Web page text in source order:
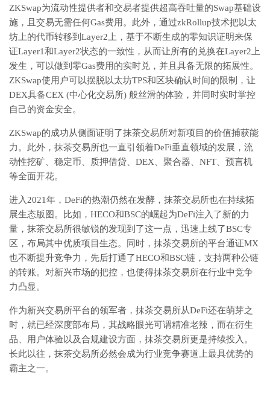
ZKSwap为流动性提供者和交易者提供超高吞吐量的Swap基础设
施，且交易无需任何Gas费用。此外，通过zkRollup技术把以太
坊上的代币转移到Layer2上，基于不断生成的零知识证明来保
证Layer1和Layer2状态的一致性，从而让所有的兑换在Layer2上
发生，可以做到零Gas费用的实时兑，并且具备无限的拓展性。
ZKSwap使用户可以摆脱以太坊TPS和区块确认时间的限制，让
DEX具备CEX (中心化交易所) 般丝滑的体验，并同时实时掌控
自己的资金安全。
ZKSwap的成功从侧面证明了抹茶交易所对新项目的价值捕获能
力。此外，抹茶交易所也一直引领着DeFi垂直领域的发展，流
动性挖矿、稳定币、质押借贷、DEX、聚合器、NFT、预言机
等全面开花。
进入2021年，DeFi的热潮仍然在发酵，抹茶交易所也在持续拓
展生态版图。比如，HECO和BSC的崛起为DeFi注入了新的力
量，抹茶交易所很敏锐的发现到了这一点，迅速上线了BSC专
区，布局其中优质项目生态。同时，抹茶交易所的平台通证MX
也不断提升竞争力，先后打通了HECO和BSC链，支持两种公链
的转账。对新兴市场的把控，也使得抹茶交易所在行业中竞争
力凸显。
作为新兴交易所平台的领军者，抹茶交易所从DeFi还在萌芽之
时，就已经深度部布局，其战略眼光可谓精准老辣，而在衍生
品、用户体验以及合规建设方面，抹茶交易所更是持续投入。
长此以往，抹茶交易所必然会成为行业竞争赛道上最具优势的
霸主之一。